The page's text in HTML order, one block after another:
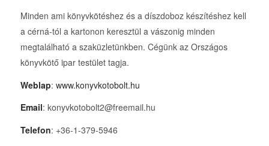
Minden ami könyvkötéshez és a díszdoboz készítéshez kell
a cérná-tól a kartonon keresztül a vászonig minden
megtalálható a szaküzletünkben. Cégünk az Országos
könyvkötő ipar testület tagja.
Weblap: www.konyvkotobolt.hu
Email: konyvkotobolt2@freemail.hu
Telefon: +36-1-379-5946